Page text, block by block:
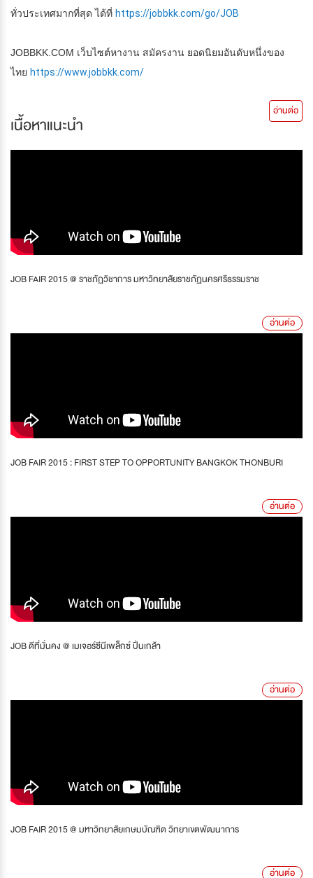
ทั่วประเทศมากที่สุด ได้ที่ https://jobbkk.com/go/JOB
JOBBKK.COM เว็บไซต์หางาน สมัครงาน ยอดนิยมอันดับหนึ่งของ
ไทย https://www.jobbkk.com/
เนื้อหาแนะนำ
อ่านต่อ
JOB FAIR 2015 @ ราชภัฏวิชาการ มหาวิทยาลัยราชภัฏนครศรีธรรมราช
อ่านต่อ
JOB FAIR 2015 : FIRST STEP TO OPPORTUNITY BANGKOK THONBURI
อ่านต่อ
JOB ดีที่มั่นคง @ เมเจอร์ซีนีเพล็กซ์ ปิ่นเกล้า
อ่านต่อ
JOB FAIR 2015 @ มหาวิทยาลัยเกษมบัณฑิต วิทยาเขตพัฒนาการ
อ่านต่อ